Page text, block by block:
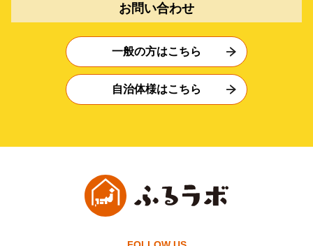
お問い合わせ
一般の方はこちら
自治体様はこちら